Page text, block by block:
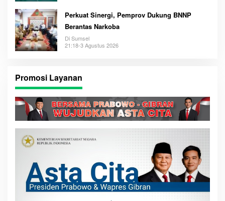
Perkuat Sinergi, Pemprov Dukung BNNP
Berantas Narkoba
Di Sumsel
21:18-3 Agustus 2026
Promosi Layanan